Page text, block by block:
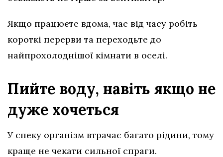
Якщо працюєте вдома, час від часу робіть
короткі перерви та переходьте до
найпрохолоднішої кімнати в оселі.
Пийте воду, навіть якщо не
дуже хочеться
У спеку організм втрачає багато рідини, тому
краще не чекати сильної спраги.